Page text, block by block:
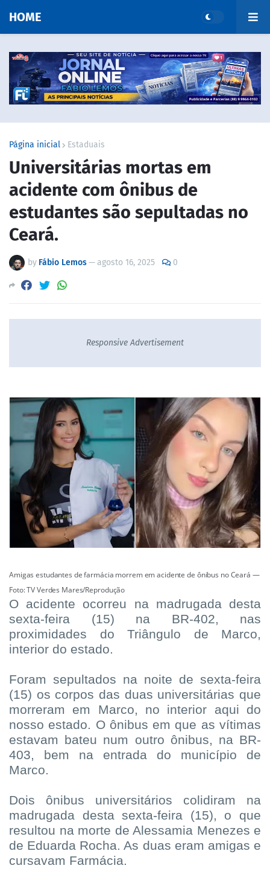
HOME
Página inicial Estaduais
Universitárias mortas em
acidente com ônibus de
estudantes são sepultadas no
Ceará.
by Fábio Lemos—agosto 16, 2025 0
Responsive Advertisement
Amigas estudantes de farmácia morrem em acidente de ônibus no Ceará —
Foto: TV Verdes Mares/Reprodução
O acidente ocorreu na madrugada desta
sexta-feira (15) na BR-402, nas
proximidades do Triângulo de Marco,
interior do estado.
Foram sepultados na noite de sexta-feira
(15) os corpos das duas universitárias que
morreram em Marco, no interior aqui do
nosso estado. O ônibus em que as vítimas
estavam bateu num outro ônibus, na BR-
403, bem na entrada do município de
Marco.
Dois ônibus universitários colidiram na
madrugada desta sexta-feira (15), o que
resultou na morte de Alessamia Menezes e
de Eduarda Rocha. As duas eram amigas e
cursavam Farmácia.